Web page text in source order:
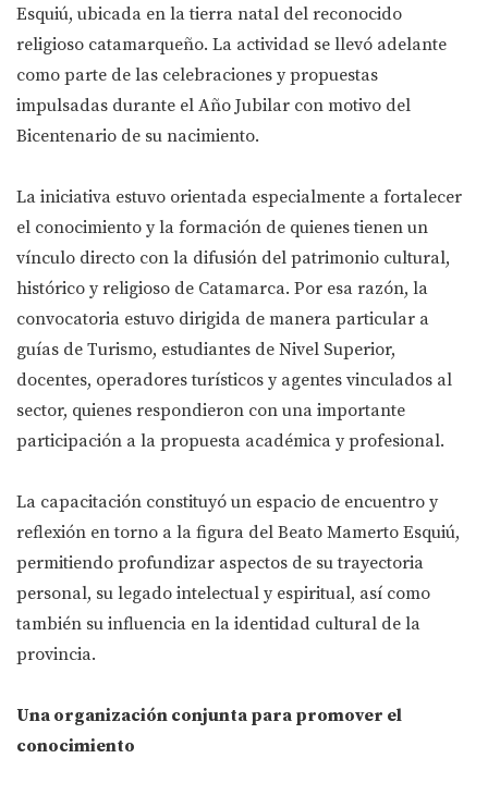
Esquiú, ubicada en la tierra natal del reconocido
religioso catamarqueño. La actividad se llevó adelante
como parte de las celebraciones y propuestas
impulsadas durante el Año Jubilar con motivo del
Bicentenario de su nacimiento.
La iniciativa estuvo orientada especialmente a fortalecer
el conocimiento y la formación de quienes tienen un
vínculo directo con la difusión del patrimonio cultural,
histórico y religioso de Catamarca. Por esa razón, la
convocatoria estuvo dirigida de manera particular a
guías de Turismo, estudiantes de Nivel Superior,
docentes, operadores turísticos y agentes vinculados al
sector, quienes respondieron con una importante
participación a la propuesta académica y profesional.
La capacitación constituyó un espacio de encuentro y
reflexión en torno a la figura del Beato Mamerto Esquiú,
permitiendo profundizar aspectos de su trayectoria
personal, su legado intelectual y espiritual, así como
también su influencia en la identidad cultural de la
provincia.
Una organización conjunta para promover el
conocimiento